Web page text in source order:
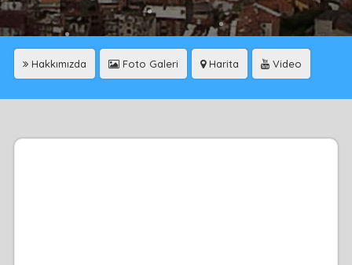
Hakkımızda Foto Galeri Harita Video